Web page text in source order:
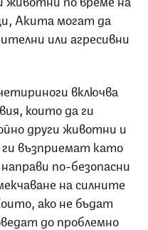
Акита могат да
или агресивни
включва
които да ги
други животни и
възприемат като
по-безопасни
на силните
ако не бъдат
до проблемно